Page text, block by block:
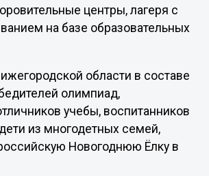
центры, лагеря с
на базе образовательных
области в составе
олимпиад,
учебы, воспитанников
из многодетных семей,
Новогоднюю Ёлку в